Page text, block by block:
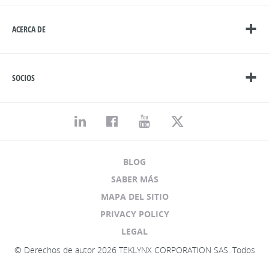
ACERCA DE
SOCIOS
© Derechos de autor 2026 TEKLYNX CORPORATION SAS. Todos
BLOG
SABER MÁS
MAPA DEL SITIO
PRIVACY POLICY
LEGAL